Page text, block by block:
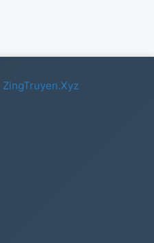
ZingTruyen.Xyz